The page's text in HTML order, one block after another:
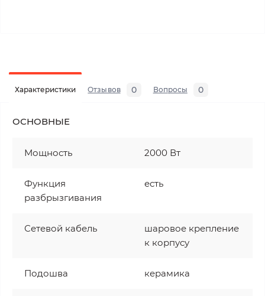
Характеристики Отзывов 0 Вопросы 0
ОСНОВНЫЕ
Мощность 2000 Вт
Функция
разбрызгивания
есть
Сетевой кабель
шаровое крепление
к корпусу
Подошва керамика